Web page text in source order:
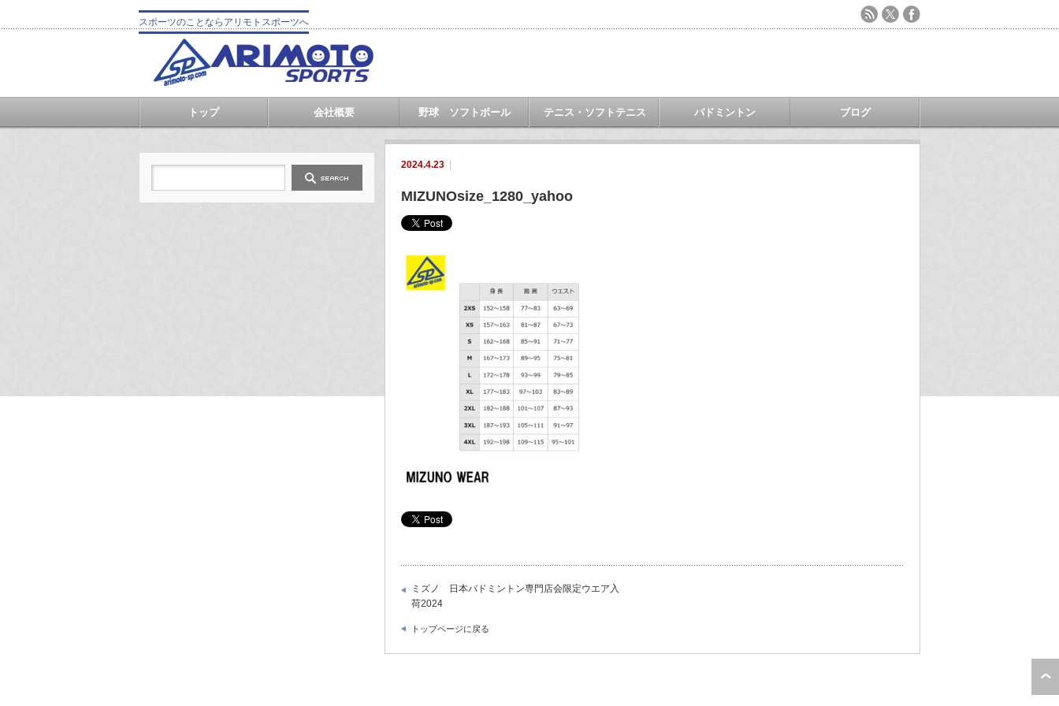
スポーツのことならアリモトスポーツへ
トップ 会社概要 野球 ソフトボール テニス・ソフトテニス バドミントン ブログ
2024.4.23
MIZUNOsize_1280_yahoo
ミズノ 日本バドミントン専門店会限定ウエア入
荷2024
トップページに戻る